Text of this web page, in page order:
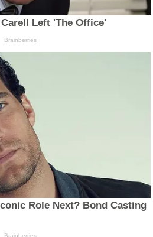
Left 'The Office'
Brainberries
Role Next? Bond Casting
Brainberries